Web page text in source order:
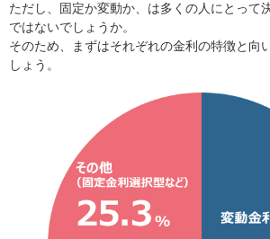
ただし、固定か変動か、は多くの人にとって
ではないでしょうか。
そのため、まずはそれぞれの金利の特徴と向
しょう。